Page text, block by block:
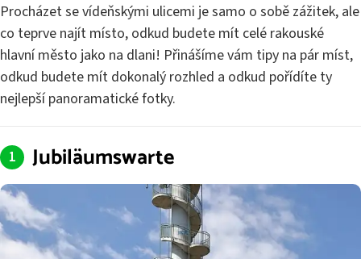
Procházet se vídeňskými ulicemi je samo o sobě zážitek, ale
co teprve najít místo, odkud budete mít celé rakouské
hlavní město jako na dlani! Přinášíme vám tipy na pár míst,
odkud budete mít dokonalý rozhled a odkud pořídíte ty
nejlepší panoramatické fot­ky.
Jubiläumswarte